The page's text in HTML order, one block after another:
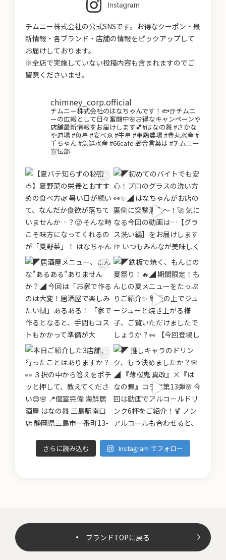
チムニー株式会社の公式SNSです。お得なクーポン・最
新情報・各ブランド・店舗の情報をピックアップして
お届けしております。
※全店で実施していない投稿内容も含まれますのでご
留意くださいませ。
chimney_corp.official
チムニー株式会社のはなちゃんです！🐟🍺チムニ
ーの広報として日々奮闘中🌸お得なキャンペーンや
店舗最新情報をお届けします💕#はなの舞 #さかな
や道場 #魚星 #安べゑ #牛星 #軍鶏農場 #豊丸水産 #
千ちゃん #魚鮮水産 #66cafe 🎁合言葉は #チムニー
宣伝部
さらに読み込む Instagram でフォロー
ブランドTOPに戻る